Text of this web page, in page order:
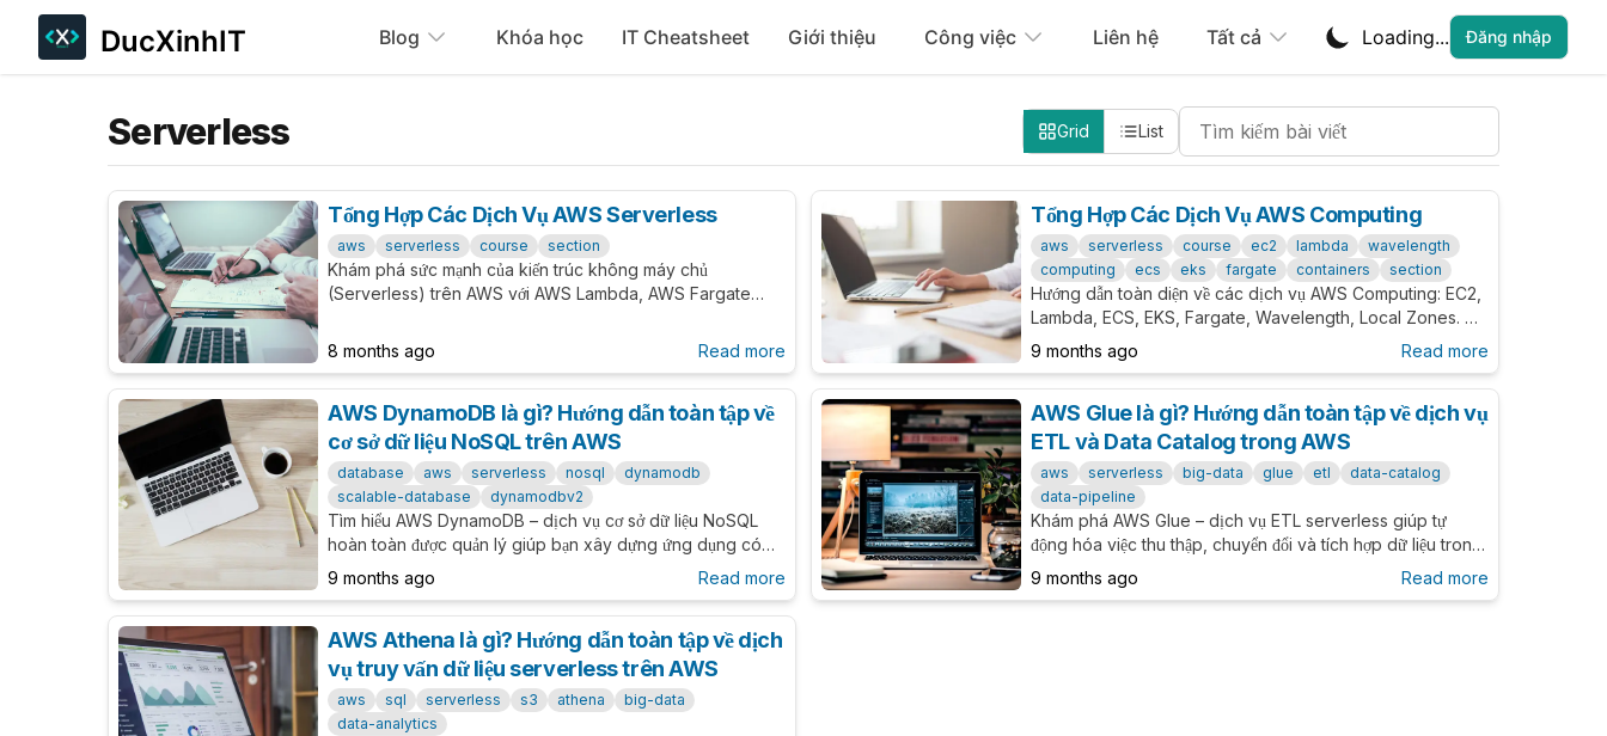
DucXinhIT Blog Khóa học IT Cheatsheet Giới thiệu Công việc Liên hệ Tất cả Loading... Đăng nhập
Serverless Grid List Search Cheatsheets
Tổng Hợp Các Dịch Vụ AWS Serverless
aws serverless course section
Khám phá sức mạnh của kiến trúc không máy chủ
(Serverless) trên AWS với AWS Lambda, AWS Fargate
cách thức vận hành, ưu điểm và các kịch bản sử dụng thực
tế giúp tối ưu hóa tài nguyên.
8 months ago Read more
Tổng Hợp Các Dịch Vụ AWS Computing
aws serverless course ec2 lambda
wavelength
computing
ecs eks fargate containers section
Hướng dẫn toàn diện về các dịch vụ AWS Computing: EC2,
Lambda, ECS, EKS, Fargate, Wavelength, Local Zones. So
sánh chi tiết, phân loại theo use case và decision guide
giúp chọn giải pháp compute phù hợp.
9 months ago Read more
AWS DynamoDB là gì? Hướng dẫn toàn tập về
cơ sở dữ liệu NoSQL trên AWS
database aws serverless nosql
dynamodb
scalable-database
dynamodbv2
Tìm hiểu AWS DynamoDB – dịch vụ cơ sở dữ liệu NoSQL
hoàn toàn được quản lý giúp bạn xây dựng ứng dụng có
hiệu suất cao, khả năng mở rộng vô hạn và độ tin cậy cao
9 months ago Read more
AWS Glue là gì? Hướng dẫn toàn tập về dịch vụ
ETL và Data Catalog trong AWS
aws serverless big-data glue etl
data-catalog
data-pipeline
Khám phá AWS Glue – dịch vụ ETL serverless giúp tự
động hóa việc thu thập, chuyển đổi và tích hợp dữ liệu trong
hệ sinh thái AWS. Hướng dẫn chi tiết cách hoạt động, các
tính năng chính, use case, và so sánh với Athena và
9 months ago Read more
AWS Athena là gì? Hướng dẫn toàn tập về dịch
vụ truy vấn dữ liệu serverless trên AWS
aws sql serverless s3 athena
big-data
data-analytics